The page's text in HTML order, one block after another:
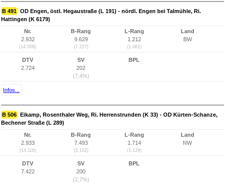
B 491 OD Engen, östl. Hegaustraße (L 191) - nördl. Engen bei Talmühle, Ri.
Hattingen (K 6179)
Nr.
2.932
(14.006)
B-Rang
9.629
(7.227)
L-Rang
1.212
(1.061)
Land
BW
DTV
2.724
SV
202
(7,4%)
BPL
Infos...
B 506 Eikamp, Rosenthaler Weg, Ri. Herrenstrunden (K 33) - OD Kürten-Schanze,
Bechener Straße (L 289)
Nr.
2.933
(14.116)
B-Rang
7.493
(5.102)
L-Rang
1.714
(1.129)
Land
NW
DTV
7.422
SV
200
(2,7%)
BPL